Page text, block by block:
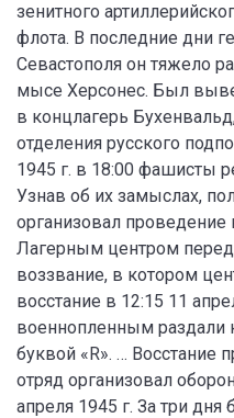
зенитного
флота. В последние дни
Севастополя он тяжело
мысе Херсонес. Был
в концлагерь
отделения русского
1945 г. в 18:00 фашисты
Узнав об их замыслах,
организовал
Лагерным центром
воззвание, в котором
восстание в 12:15 11
военнопленным раздали
буквой «R». … Восстание
отряд организовал
апреля 1945 г. За три